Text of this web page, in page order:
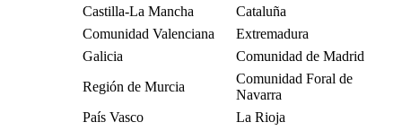
Castilla-La Mancha
Cataluña
Comunidad Valenciana
Extremadura
Galicia
Comunidad de Madrid
Región de Murcia
Comunidad Foral de
Navarra
País Vasco
La Rioja